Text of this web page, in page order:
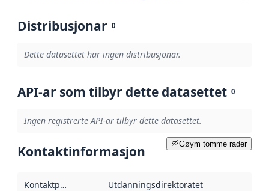
Distribusjonar 0
Dette datasettet har ingen distribusjonar.
API-ar som tilbyr dette datasettet 0
Ingen registrerte API-ar tilbyr dette datasettet.
Gøym tomme rader
Kontaktinformasjon
Kontaktpunkt Utdanningsdirektoratet